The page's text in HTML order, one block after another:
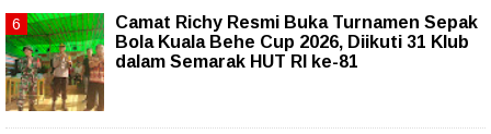
Camat Richy Resmi Buka Turnamen Sepak
Bola Kuala Behe Cup 2026, Diikuti 31 Klub
dalam Semarak HUT RI ke-81